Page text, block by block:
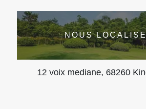
NOUS
12 voix mediane, 68260